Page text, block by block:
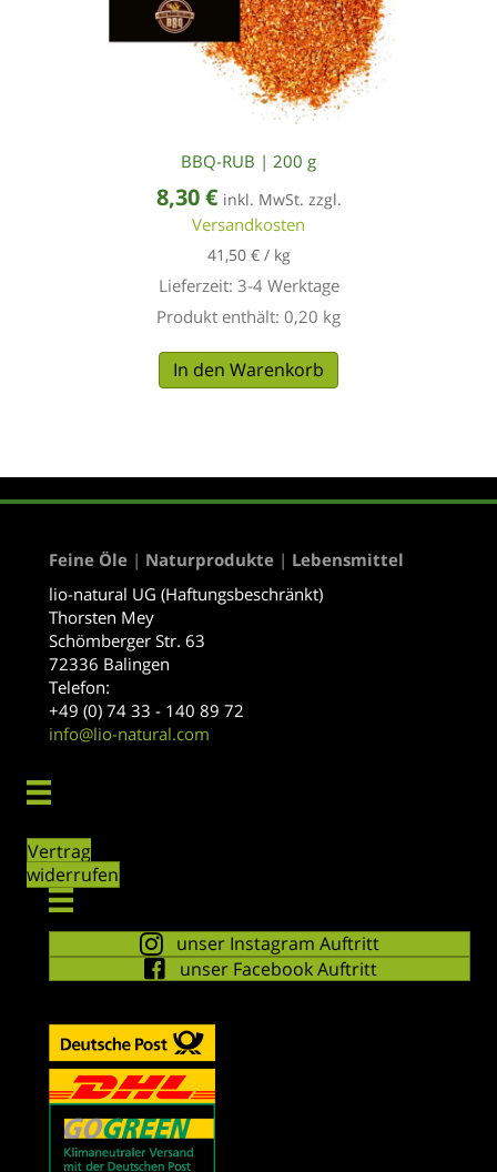
BBQ-RUB | 200 g
8,30€ inkl. MwSt. zzgl.
Versandkosten
41,50 €/ kg
Lieferzeit: 3-4 Werktage
Produkt enthält: 0,20 kg
In den Warenkorb
Feine Öle | Naturprodukte | Lebensmittel
lio-natural UG (Haftungsbeschränkt)
Thorsten Mey
Schömberger Str. 63
72336 Balingen
Telefon:
+49 (0) 74 33 - 140 89 72
info@lio-natural.com
Vertrag
widerrufen
unser Instagram Auftritt
unser Facebook Auftritt